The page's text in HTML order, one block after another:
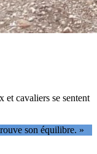
et cavaliers se sentent
son équilibre. »